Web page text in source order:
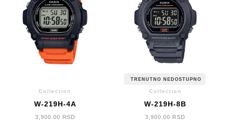
Collection
W-219H-4A
3,900.00 RSD
TRENUTNO NEDOSTUPNO
Collection
W-219H-8B
3,900.00 RSD